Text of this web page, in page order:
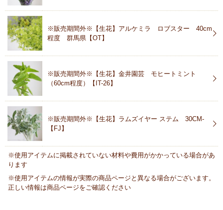
※販売期間外※【生花】アルケミラ ロブスター 40cm
程度 群馬県【OT】
※販売期間外※【生花】金井園芸 モヒートミント
（60cm程度）【IT-26】
※販売期間外※【生花】ラムズイヤー ステム 30CM-
【FJ】
※使用アイテムに掲載されていない材料や費用がかかっている場合があ
ります
※使用アイテムの情報が実際の商品ページと異なる場合がございます。
正しい情報は商品ページをご確認ください